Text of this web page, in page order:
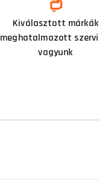
Kiválasztott márkák
meghatalmazott
vagyunk